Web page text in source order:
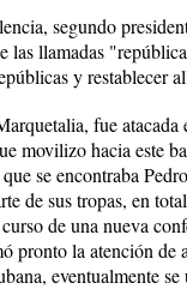
segundo
las llamadas
y restablecer
fue
movilizo hacia este
se encontraba
de sus tropas, en
de una nueva
pronto la atención de
eventualmente